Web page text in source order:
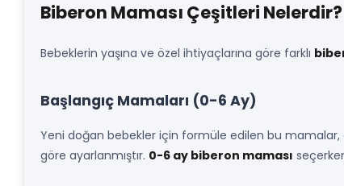
Biberon Maması Çeşitleri Nelerdir?
Bebeklerin yaşına ve özel ihtiyaçlarına göre farklı
Başlangıç Mamaları (0-6 Ay)
Yeni doğan bebekler için formüle edilen bu mamalar,
göre ayarlanmıştır. 0-6 ay biberon maması